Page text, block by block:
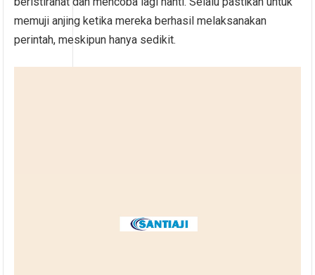
memuji anjing ketika mereka berhasil melaksanakan
perintah, meskipun hanya sedikit.